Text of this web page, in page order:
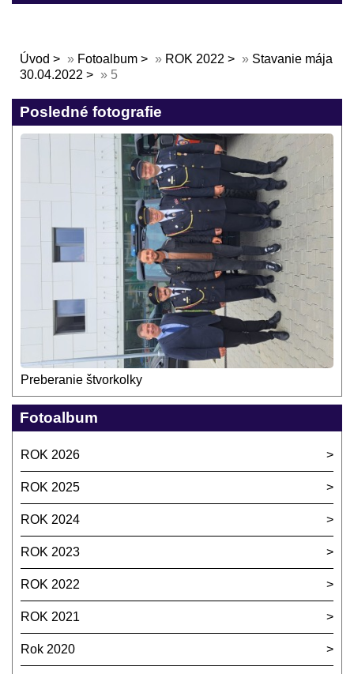
Úvod » Fotoalbum » ROK 2022 » Stavanie mája
30.04.2022
» 5
Posledné fotografie
Preberanie štvorkolky
Fotoalbum
ROK 2026
ROK 2025
ROK 2024
ROK 2023
ROK 2022
ROK 2021
Rok 2020